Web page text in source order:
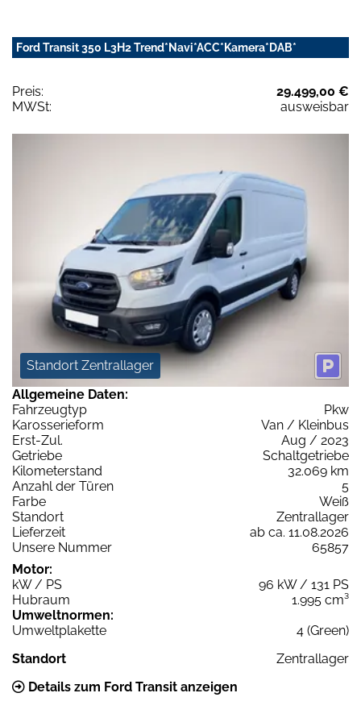
Ford Transit 350 L3H2 Trend*Navi*ACC*Kamera*DAB*
Preis:
29.499,00 €
MWSt:
ausweisbar
Standort Zentrallager
Allgemeine Daten:
Fahrzeugtyp
Pkw
Karosserieform
Van / Kleinbus
Erst-Zul.
Aug / 2023
Getriebe
Schaltgetriebe
Kilometerstand
32.069 km
Anzahl der Türen
5
Farbe
Weiß
Standort
Zentrallager
Lieferzeit
ab ca. 11.08.2026
Unsere Nummer
65857
Motor:
kW / PS
96 kW / 131 PS
Hubraum
1.995 cm³
Umweltnormen:
Umweltplakette
4 (Green)
Standort
Zentrallager
Details zum Ford Transit anzeigen